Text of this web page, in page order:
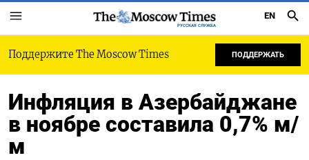
РУССКАЯ СЛУЖБА
EN
Поддержите The Moscow Times ПОДДЕРЖАТЬ
Инфляция в Азербайджане
в ноябре составила 0,7% м/
м